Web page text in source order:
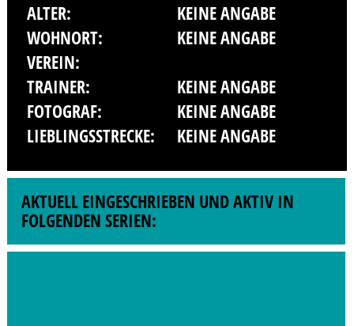
ALTER:
KEINE ANGABE
WOHNORT:
KEINE ANGABE
VEREIN:
TRAINER:
KEINE ANGABE
FOTOGRAF:
KEINE ANGABE
LIEBLINGSSTRECKE:
KEINE ANGABE
AKTUELL EINGESCHRIEBEN UND AKTIV IN
FOLGENDEN SERIEN: